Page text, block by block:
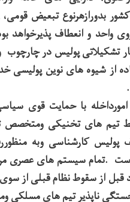
بدورازهرنوع تبعیض
واحد و انعطاف پذیرخواهد
تشکیلاتی پولیس در چارچوب
از شیوه های نوین پولیسی
امورداخله با حمایت قوی
تیم های تخنیکی ومتخصص
کارشناسی وبه
.تمام سیستم های عصری
از سقوط نظام قبلی از
ناپذیر تیم های مسلکی